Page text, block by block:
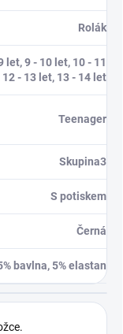
Rolák
let, 9 - 10 let, 10 - 11
12 - 13 let, 13 - 14 let
Teenager
Skupina3
S potiskem
Černá
bavlna, 5% elastan